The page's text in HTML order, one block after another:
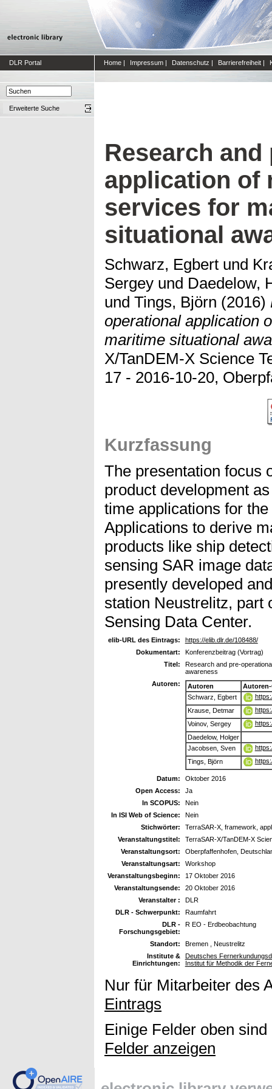
DLR Portal Home | Impressum | Datenschutz | Barrierefreiheit |
Erweiterte Suche
Research
application of
services for
situational
Schwarz, Egbert und
Sergey und Daedelow,
und Tings, Björn (2016)
operational application
maritime situational
X/TanDEM-X Science
17 - 2016-10-20,
Kurzfassung
The presentation focus
product development
time applications for
Applications to derive
products like ship
sensing SAR image
presently developed
station Neustrelitz, part
Sensing Data Center.
elib-URL des Eintrags:
https://elib.dlr.de/108488/
Dokumentart:
Konferenzbeitrag (Vortrag)
Titel:
Research and pre-
awareness
Autoren:
Autoren
Autoren-
Schwarz, Egbert
Krause, Detmar
Voinov, Sergey
Daedelow, Holger
Jacobsen, Sven
Tings, Björn
Datum:
Oktober 2016
Open Access:
Ja
In SCOPUS:
Nein
In ISI Web of Science:
Nein
Stichwörter:
TerraSAR-X, framework,
Veranstaltungstitel:
TerraSAR-X/TanDEM-X
Veranstaltungsort:
Oberpfaffenhofen,
Veranstaltungsart:
Workshop
Veranstaltungsbeginn:
17 Oktober 2016
Veranstaltungsende:
20 Oktober 2016
Veranstalter :
DLR
DLR - Schwerpunkt:
Raumfahrt
DLR -
Forschungsgebiet:
R EO - Erdbeobachtung
Standort:
Bremen , Neustrelitz
Institute &
Einrichtungen:
Deutsches
Institut für Methodik der
Nur für Mitarbeiter des
Eintrags
Einige Felder oben
Felder anzeigen